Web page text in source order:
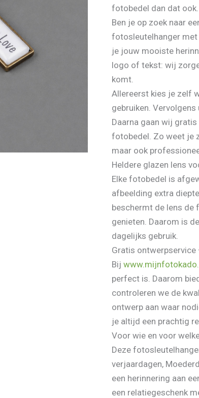
fotobedel dan dat ook.
Ben je op zoek naar
fotosleutelhanger
je jouw mooiste
logo of tekst: wij
komt.
Allereerst kies je zelf
gebruiken.
Daarna gaan wij
fotobedel. Zo weet je
maar ook
Heldere glazen lens
Elke fotobedel is
afbeelding extra
beschermt de lens de
genieten. Daarom is
dagelijks gebruik.
Gratis
Bij
perfect is. Daarom
controleren we de
ontwerp aan waar
je altijd een prachtig
Voor wie en voor
Deze
verjaardagen,
een herinnering aan
een relatiegeschenk